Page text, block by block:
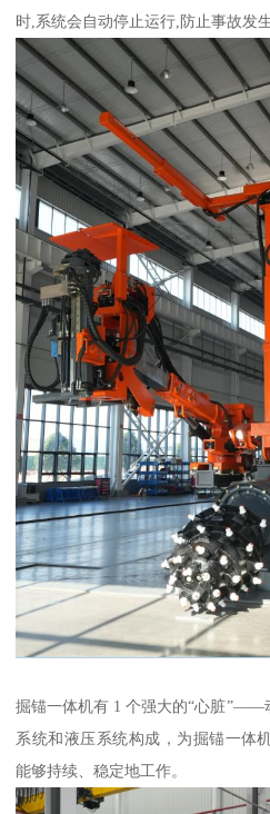
时,系统会自动停止运行,防止事故发生
掘锚一体机有 1 个强大的“心脏”——
系统和液压系统构成，为掘锚一体
能够持续、稳定地工作。